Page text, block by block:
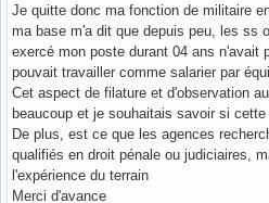
Je quitte donc ma fonction de militaire
ma base m'a dit que depuis peu, les ss
exercé mon poste durant 04 ans n'avait
pouvait travailler comme salarier par
Cet aspect de filature et d'observation
beaucoup et je souhaitais savoir si
De plus, est ce que les agences
qualifiés en droit pénale ou judiciaires,
l'expérience du terrain
Merci d'avance